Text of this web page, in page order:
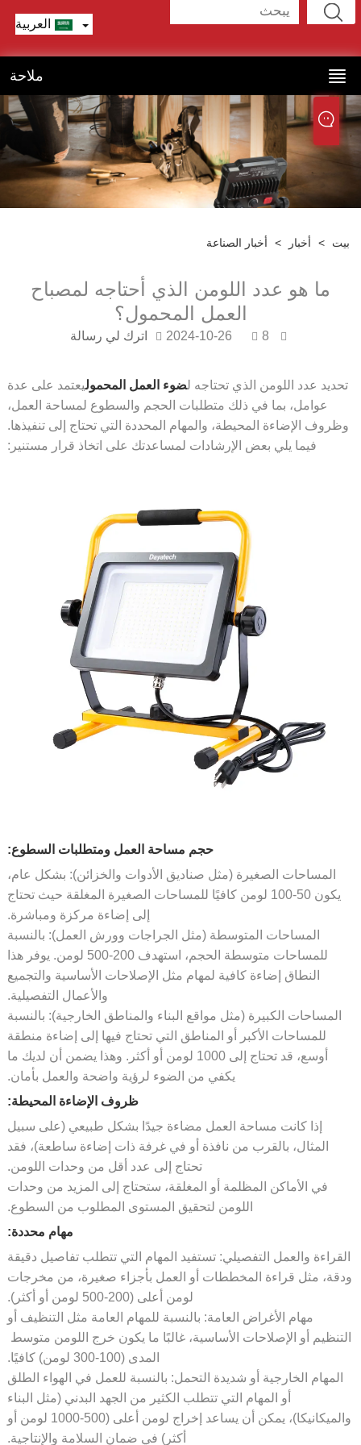
العربية
ملاحة
> أخبار > أخبار الصناعة
ما هو عدد اللومن الذي أحتاجه لمصباح
العمل المحمول؟
2024-10-26 8 اترك لي رسالة
عدد اللومن الذي تحتاجه لضوء العمل المحموليعتمد على عدة
عوامل، بما في ذلك متطلبات الحجم والسطوع لمساحة العمل،
الإضاءة المحيطة، والمهام المحددة التي تحتاج إلى تنفيذها.
فيما يلي بعض الإرشادات لمساعدتك على اتخاذ قرار مستنير:
حجم مساحة العمل ومتطلبات السطوع:
المساحات الصغيرة (مثل صناديق الأدوات والخزائن): بشكل عام،
يكون 50-100 لومن كافيًا للمساحات الصغيرة المغلقة حيث تحتاج
إلى إضاءة مركزة ومباشرة.
المساحات المتوسطة (مثل الجراجات وورش العمل): بالنسبة
للمساحات متوسطة الحجم، استهدف 200-500 لومن. يوفر هذا
النطاق إضاءة كافية لمهام مثل الإصلاحات الأساسية والتجميع
والأعمال التفصيلية.
المساحات الكبيرة (مثل مواقع البناء والمناطق الخارجية): بالنسبة
للمساحات الأكبر أو المناطق التي تحتاج فيها إلى إضاءة منطقة
أوسع، قد تحتاج إلى 1000 لومن أو أكثر. وهذا يضمن أن لديك ما
يكفي من الضوء لرؤية واضحة والعمل بأمان.
ظروف الإضاءة المحيطة:
إذا كانت مساحة العمل مضاءة جيدًا بشكل طبيعي (على سبيل
المثال، بالقرب من نافذة أو في غرفة ذات إضاءة ساطعة)، فقد
تحتاج إلى عدد أقل من وحدات اللومن.
في الأماكن المظلمة أو المغلقة، ستحتاج إلى المزيد من وحدات
اللومن لتحقيق المستوى المطلوب من السطوع.
مهام محددة:
والعمل التفصيلي: تستفيد المهام التي تتطلب تفاصيل دقيقة
مثل قراءة المخططات أو العمل بأجزاء صغيرة، من مخرجات
لومن أعلى (200-500 لومن أو أكثر).
مهام الأغراض العامة: بالنسبة للمهام العامة مثل التنظيف أو
أو الإصلاحات الأساسية، غالبًا ما يكون خرج اللومن متوسط
المدى (100-300 لومن) كافيًا.
الخارجية أو شديدة التحمل: بالنسبة للعمل في الهواء الطلق
أو المهام التي تتطلب الكثير من الجهد البدني (مثل البناء
والميكانيكا)، يمكن أن يساعد إخراج لومن أعلى (500-1000 لومن أو
أكثر) في ضمان السلامة والإنتاجية.